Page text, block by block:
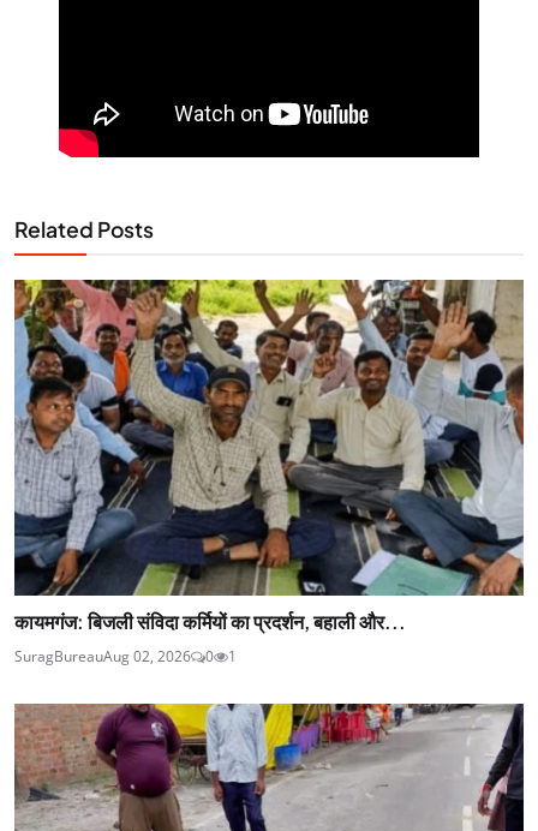
Related Posts
कायमगंज: बिजली संविदा कर्मियों का प्रदर्शन, बहाली और...
SuragBureauAug 02, 2026 0 1